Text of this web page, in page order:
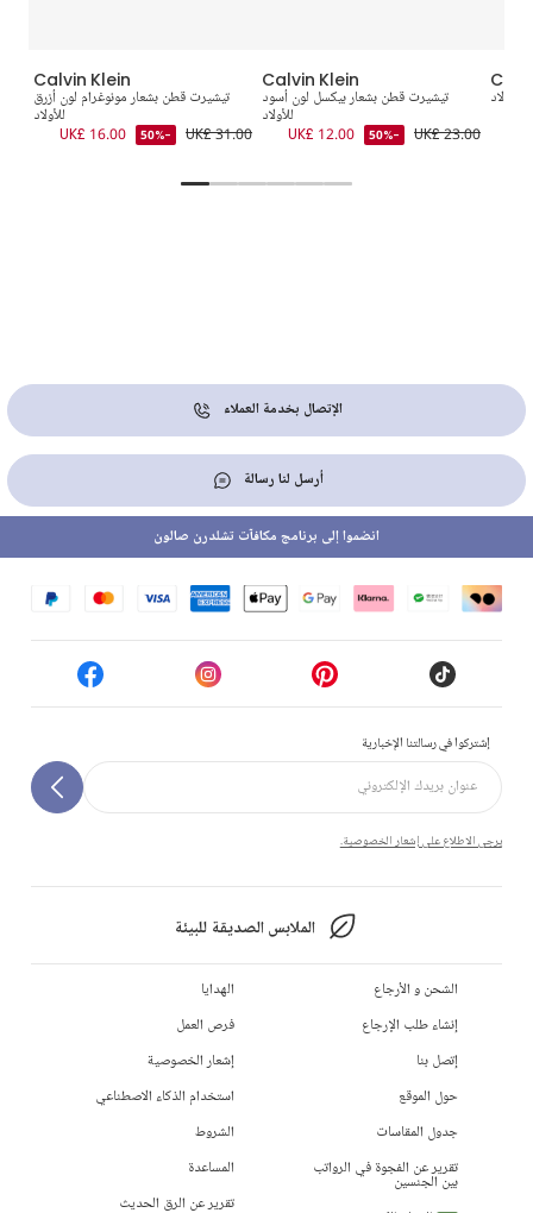
Calvin Klein
تيشيرت قطن بشعار مونوغرام لون أزرق
للأولاد
UK£ 31.00
-50%
UK£ 16.00
Calvin Klein
تيشيرت قطن بشعار بيكسل لون أسود
للأولاد
UK£ 23.00
-50%
UK£ 12.00
الإتصال بخدمة العملاء
أرسل لنا رسالة
إشتركوا في رسالتنا الإخبارية
يرجى الاطلاع على إشعار الخصوصية.
الملابس الصديقة للبيئة
انضموا إلى برنامج مكافآت تشلدرن صالون
الشحن و الأرجاع
إنشاء طلب الإرجاع
إتصل بنا
حول الموقع
جدول المقاسات
تقرير عن الفجوة في الرواتب
بين الجنسين
الهدايا
فرص العمل
إشعار الخصوصية
استخدام الذكاء الاصطناعي
الشروط
المساعدة
تقرير عن الرق الحديث